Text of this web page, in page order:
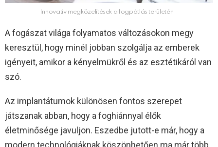
Innovatív megközelítések a fogpótlás területén
A fogászat világa folyamatos változásokon megy
keresztül, hogy minél jobban szolgálja az emberek
igényeit, amikor a kényelmükről és az esztétikáról van
szó.
Az implantátumok különösen fontos szerepet
játszanak abban, hogy a foghiánnyal élők
életminősége javuljon. Eszedbe jutott-e már, hogy a
modern technológiáknak köszönhetően ma már több